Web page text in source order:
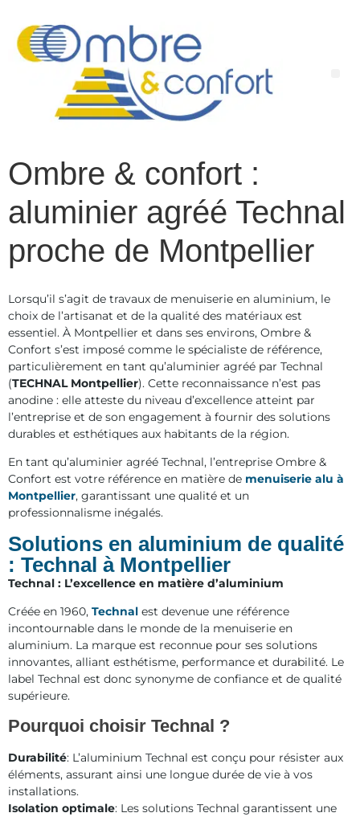
Ombre & confort :
aluminier agréé Technal
proche de Montpellier
Lorsqu’il s’agit de travaux de menuiserie en aluminium, le
choix de l’artisanat et de la qualité des matériaux est
essentiel. À Montpellier et dans ses environs, Ombre &
Confort s’est imposé comme le spécialiste de référence,
particulièrement en tant qu’aluminier agréé par Technal
(TECHNAL Montpellier). Cette reconnaissance n’est pas
anodine : elle atteste du niveau d’excellence atteint par
l’entreprise et de son engagement à fournir des solutions
durables et esthétiques aux habitants de la région.
En tant qu’aluminier agréé Technal, l’entreprise Ombre &
Confort est votre référence en matière de menuiserie alu à
Montpellier, garantissant une qualité et un
professionnalisme inégalés.
Solutions en aluminium de qualité
: Technal à Montpellier
Technal : L’excellence en matière d’aluminium
Créée en 1960, Technal est devenue une référence
incontournable dans le monde de la menuiserie en
aluminium. La marque est reconnue pour ses solutions
innovantes, alliant esthétisme, performance et durabilité. Le
label Technal est donc synonyme de confiance et de qualité
supérieure.
Pourquoi choisir Technal ?
Durabilité: L’aluminium Technal est conçu pour résister aux
éléments, assurant ainsi une longue durée de vie à vos
installations.
Isolation optimale: Les solutions Technal garantissent une